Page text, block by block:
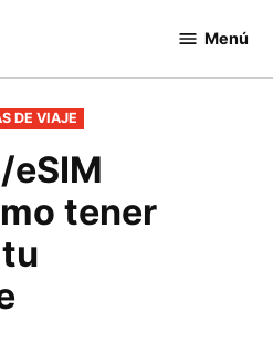
Menú
DE VIAJE
eSIM
tener